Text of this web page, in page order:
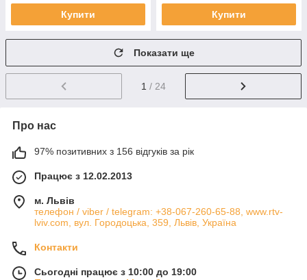
Купити Купити
Показати ще
1 / 24
Про нас
97% позитивних з 156 відгуків за рік
Працює з 12.02.2013
м. Львів
телефон / viber / telegram: +38-067-260-65-88, www.rtv-
lviv.com, вул. Городоцька, 359, Львів, Україна
Контакти
Сьогодні працює з 10:00 до 19:00